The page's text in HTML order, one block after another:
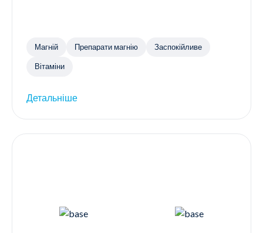
Магній Препарати магнію Заспокійливе
Вітаміни
Детальніше